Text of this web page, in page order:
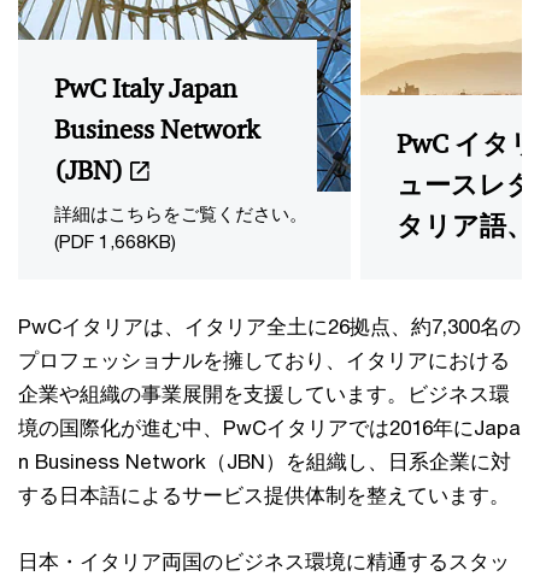
PwC Italy Japan
Business Network
(JBN)
詳細はこちらをご覧ください。
(PDF 1,668KB)
PwC イタ
ュースレ
タリア語、
PwCイタリアは、イタリア全土に26拠点、約7,300名の
プロフェッショナルを擁しており、イタリアにおける
企業や組織の事業展開を支援しています。ビジネス環
境の国際化が進む中、PwCイタリアでは2016年にJapa
n Business Network（JBN）を組織し、日系企業に対
する日本語によるサービス提供体制を整えています。
日本・イタリア両国のビジネス環境に精通するスタッ